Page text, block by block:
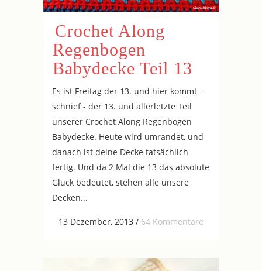
Crochet Along
Regenbogen
Babydecke Teil 13
Es ist Freitag der 13. und hier kommt -
schnief - der 13. und allerletzte Teil
unserer Crochet Along Regenbogen
Babydecke. Heute wird umrandet, und
danach ist deine Decke tatsächlich
fertig. Und da 2 Mal die 13 das absolute
Glück bedeutet, stehen alle unsere
Decken...
13 Dezember, 2013 / 64 Kommentare